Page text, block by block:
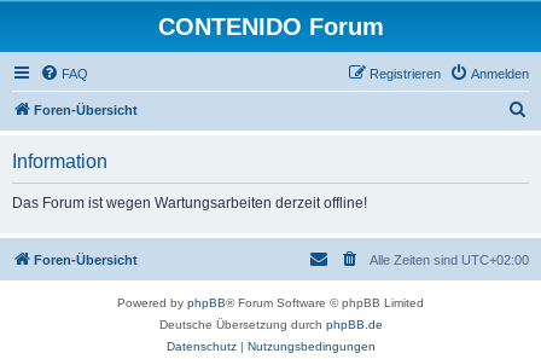
CONTENIDO Forum
FAQ Anmelden
Registrieren
Foren-Übersicht
Information
Das Forum ist wegen Wartungsarbeiten derzeit offline!
Foren-Übersicht Alle Zeiten sind UTC+02:00
Powered by phpBB® Forum Software © phpBB Limited
Deutsche Übersetzung durch phpBB.de
Datenschutz| Nutzungsbedingungen